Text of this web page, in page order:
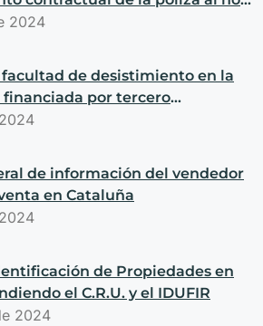
de substitución de la bomba de
2024
de desistimiento en la
por tercero
la normativa catalana
de información del vendedor
en Cataluña
de Propiedades en
el C.R.U. y el IDUFIR
2024